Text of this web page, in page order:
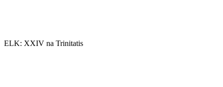
ELK: XXIV na Trinitatis